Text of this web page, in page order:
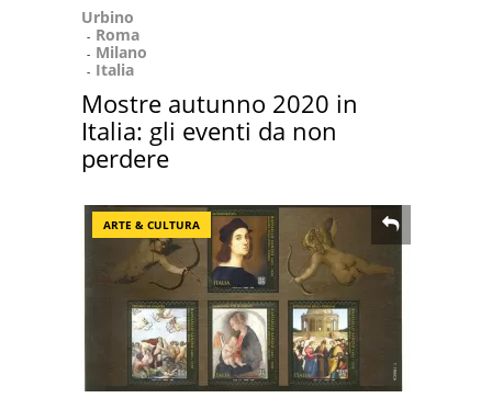
Urbino
Roma
Milano
Italia
Mostre autunno 2020 in
Italia: gli eventi da non
perdere
ARTE & CULTURA